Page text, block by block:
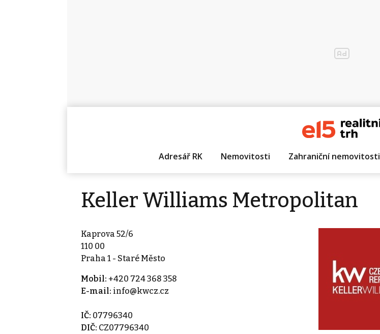
Adresář RK Nemovitosti Zahraniční nemovitosti
Keller Williams Metropolitan
Kaprova 52/6
110 00
Praha 1 - Staré Město
Mobil: +420 724 368 358
E-mail: info@kwcz.cz
IČ: 07796340
DIČ: CZ07796340